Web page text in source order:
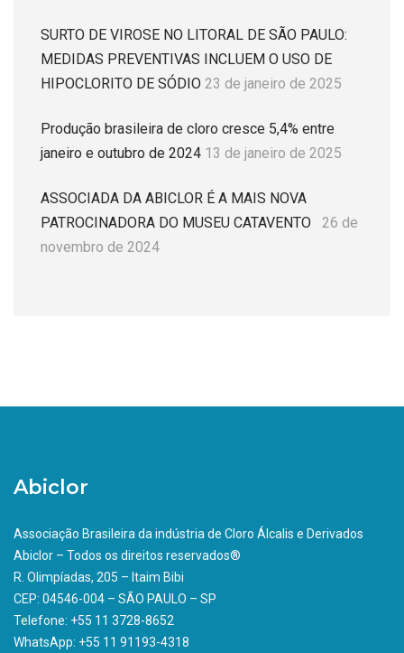
SURTO DE VIROSE NO LITORAL DE SÃO PAULO:
MEDIDAS PREVENTIVAS INCLUEM O USO DE
HIPOCLORITO DE SÓDIO 23 de janeiro de 2025
Produção brasileira de cloro cresce 5,4% entre
janeiro e outubro de 2024 13 de janeiro de 2025
ASSOCIADA DA ABICLOR É A MAIS NOVA
PATROCINADORA DO MUSEU CATAVENTO
26 de
novembro de 2024
Abiclor
Associação Brasileira da indústria de Cloro Álcalis e Derivados
Abiclor – Todos os direitos reservados®
R. Olimpíadas, 205 – Itaim Bibi
CEP: 04546-004 – SÃO PAULO – SP
Telefone: +55 11 3728-8652
WhatsApp: +55 11 91193-4318